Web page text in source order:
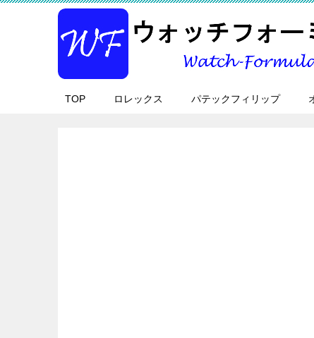
TOP ロレックス パテックフィリップ